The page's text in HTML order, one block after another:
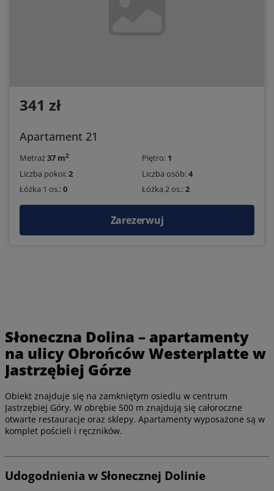
341 zł
Apartament 21
Metraż37 m2 Piętro: 1
Liczba pokoi:2 Liczba osób:4
Łóżka 1 os.:0 Łóżka 2 os.:2
Zarezerwuj
Słoneczna Dolina – apartamenty
na ulicy Obrońców Westerplatte w
Jastrzębiej Górze
Obiekt znajduje się na zamkniętym osiedlu w centrum
Jastrzębiej Góry. W obrębie 500 m znajdują się całoroczne
otwarte restauracje oraz sklepy. Apartamenty wyposażone są w
komplet pościeli i ręczników.
Udogodnienia w Słonecznej Dolinie